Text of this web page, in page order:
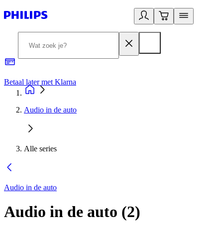
Betaal later met Klarna
Audio in de auto
Alle series
Audio in de auto
Audio in de auto (2)